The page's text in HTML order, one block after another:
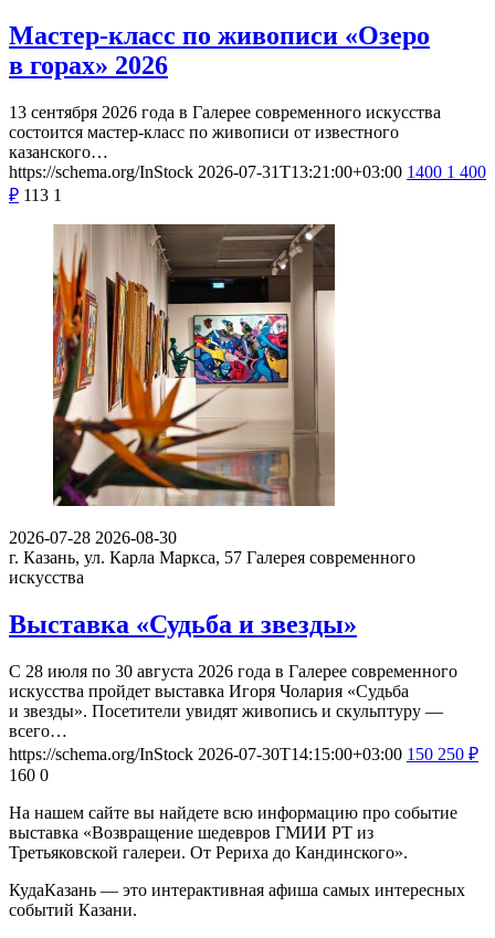
Мастер-класс по живописи «Озеро
в горах» 2026
13 сентября 2026 года в Галерее современного искусства
состоится мастер-класс по живописи от известного
казанского…
https://schema.org/InStock 2026-07-31T13:21:00+03:00 1400 1 400
₽ 113 1
2026-07-28 2026-08-30
г. Казань, ул. Карла Маркса, 57 Галерея современного
искусства
Выставка «Судьба и звезды»
С 28 июля по 30 августа 2026 года в Галерее современного
искусства пройдет выставка Игоря Чолария «Судьба
и звезды». Посетители увидят живопись и скульптуру —
всего…
https://schema.org/InStock 2026-07-30T14:15:00+03:00 150 250 ₽
160 0
На нашем сайте вы найдете всю информацию про событие
выставка «Возвращение шедевров ГМИИ РТ из
Третьяковской галереи. От Рериха до Кандинского».
КудаКазань — это интерактивная афиша самых интересных
событий Казани.